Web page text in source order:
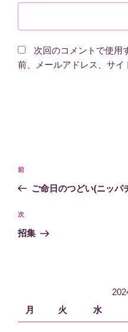
次回のコメントで使用
前、メールアドレス、サイ
投
ビ
ゲ
過
去
投
稿
前
ご命日のつどい(ニッパ
次
の
次
招集
月
火 水